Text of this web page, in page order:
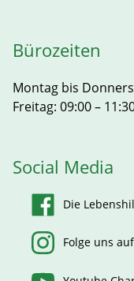
Bürozeiten
Montag bis
Freitag: 09:00 –
Social Media
Die
Folge uns